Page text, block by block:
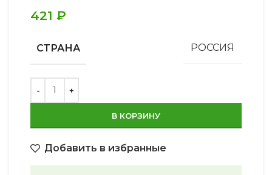
421 ₽
СТРАНА РОССИЯ
В КОРЗИНУ
Добавить в избранные